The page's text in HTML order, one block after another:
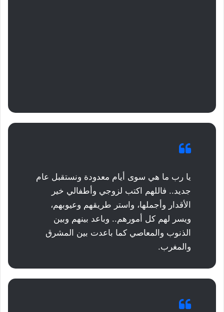
يا رب ما هي سوى أيام معدودة ونستقبل عام
جديد.. فاللهم اكتب لزوجي وأطفالي خير
الأقدار وأجملها، واستر طريقهم وعيوبهم،
ويسر لهم كل أمورهم.. وباعد بينهم وبين
الذنوب والمعاصي كما باعدت بين المشرق
والمغرب.